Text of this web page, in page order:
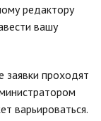
редактору
вашу
заявки проходят
варьироваться.